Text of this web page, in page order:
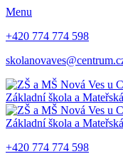
Menu
+420 774 774 598
Základní škola a
Základní škola a
+420 774 774 598